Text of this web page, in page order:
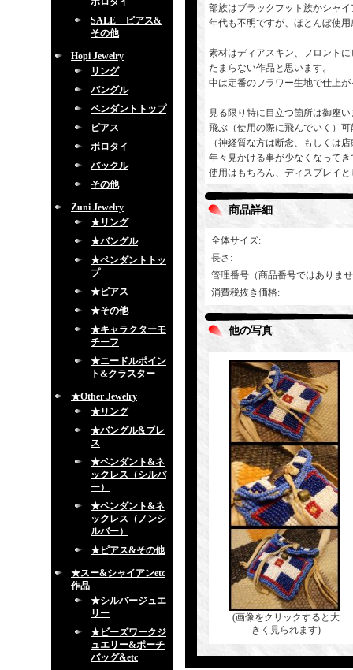
SALE ピアス&
その他
Hopi Jewelry
リング
バングル
ペンダントトップ
ピアス
ボロタイ
バックル
その他
Zuni Jewelry
★リング
★バングル
★ペンダントトッ
プ
★ピアス
★その他
★キャラクターモ
チーフ
★ニードルポイン
ト&クラスター
★Other Jewelry
★リング
★バングル&ブレ
ス
★ペンダント&ネ
ックレス（シルバ
ー）
★ペンダント&ネ
ックレス（ノンシ
ルバー）
★ピアス&その他
★スー&シャイアンetc
作品
★シルバージュエ
リー
★ビーズワークジ
ュエリー&ポーチ
バッグ&etc
部族はブラックフット族かシャ
年代も不明ですが、ほとんぼ使
素材はディアスキン、フロント
たまらない作品と思います。
中は定番のフラワー生地で仕上
見る限り特に目立つ箇所は御座
飛ぶ（使用の際に飛んでいく）
（神経質な方は断念、もしくは
年々見かける事が少なくなって
使用はもちろん、ディスプレイ
商品詳細
全体サイズ:
長さ :
管理番号（商品番号ではありま
消費税抜き価格:
他の写真
(画像をクリックすると大
きく見られます)